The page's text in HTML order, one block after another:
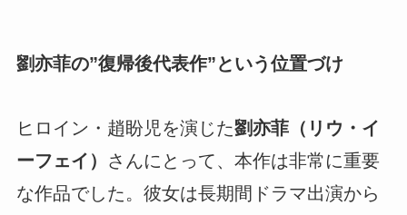
劉亦菲の”復帰後代表作”という位置づけ
ヒロイン・趙盼児を演じた劉亦菲（リウ・イ
ーフェイ） さんにとって、本作は非常に重要
な作品でした。彼女は長期間ドラマ出演から